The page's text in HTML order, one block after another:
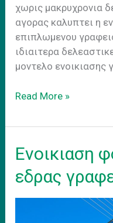
χωρις μακρυχρονια
αγορας καλυπτει η
επιπλωμενου
ιδιαιτερα
μοντελο ενοικιασης
Hybrid
Model
Read More »
Eνοικιαση
εδρας